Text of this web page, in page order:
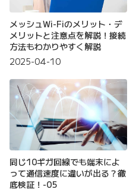
メッシュWi-Fiのメリット・デ
メリットと注意点を解説！接続
方法もわかりやすく解説
2025-04-10
同じ10ギガ回線でも端末によ
って通信速度に違いが出る？徹
底検証！-05